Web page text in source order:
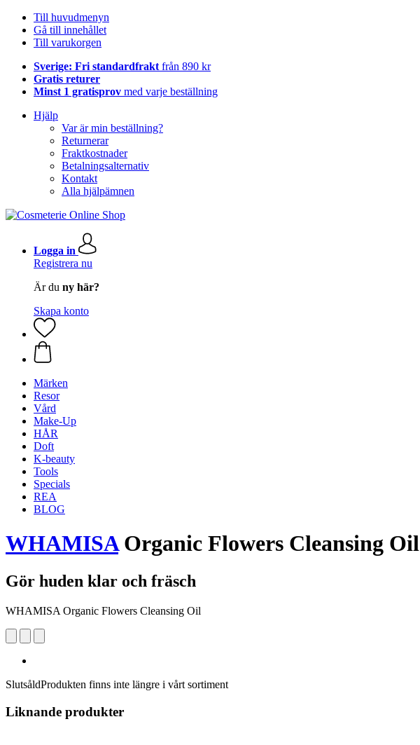
Till huvudmenyn
Gå till innehållet
Till varukorgen
Sverige: Fri standardfrakt från 890 kr
Gratis returer
Minst 1 gratisprov med varje beställning
Hjälp
Var är min beställning?
Returnerar
Fraktkostnader
Betalningsalternativ
Kontakt
Alla hjälpämnen
Logga in
Registrera nu
Är du ny här?
Skapa konto
Märken
Resor
Vård
Make-Up
HÅR
Doft
K-beauty
Tools
Specials
REA
BLOG
WHAMISAOrganic Flowers Cleansing Oil
Gör huden klar och fräsch
WHAMISA Organic Flowers Cleansing Oil
SlutsåldProdukten finns inte längre i vårt sortiment
Liknande produkter